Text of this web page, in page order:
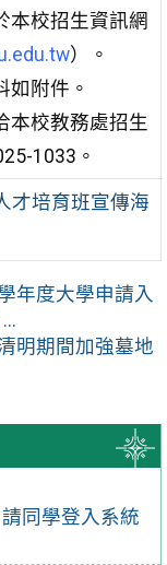
同學登入系統
本校招生資訊網
）。
如附件。
本校教務處招生
1033。
才培育班宣傳海
年度大學申請入
明期間加強墓地